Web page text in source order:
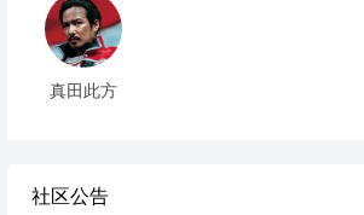
真田此方
社区公告